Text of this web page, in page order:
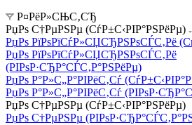
Р¤РёР»СЊС‚СЂ
РџРѕ С†РµРЅРµ (СѓР±С‹РІР°РЅРёРµ)
РџРѕ РїРѕРїСѓР»СЏСЂРЅРѕСЃС‚Рё
РџРѕ РїРѕРїСѓР»СЏСЂРЅРѕСЃС‚Рё
(РІРѕР·СЂР°СЃС‚Р°РЅРёРµ)
РџРѕ Р°Р»С„Р°РІРёС‚Сѓ
РџРѕ Р°Р»С„Р°РІРёС‚Сѓ
РџРѕ С†РµРЅРµ (СѓР±С‹РІР°РЅРёРµ)
РџРѕ С†РµРЅРµ